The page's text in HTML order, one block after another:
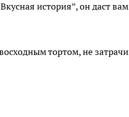
история”, он даст
тортом, не